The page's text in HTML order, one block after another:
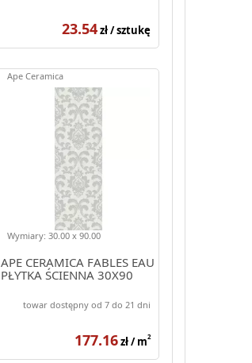
23.54zł / sztukę
APE CERAMICA FABLES EAU
PŁYTKA ŚCIENNA 30X90
Wymiary: 30.00 x 90.00
Ape Ceramica
towar dostępny od 7 do 21 dni
177.16zł / m2